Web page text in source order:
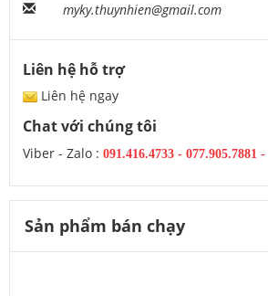
myky.thuynhien@gmail.com
Liên hệ hỗ trợ
Liên hệ ngay
Chat với chúng tôi
Viber - Zalo : 091.416.4733 - 077.905.7881 -
Sản phẩm bán chạy